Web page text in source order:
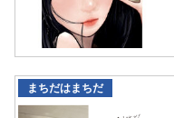
まちだはまちだ